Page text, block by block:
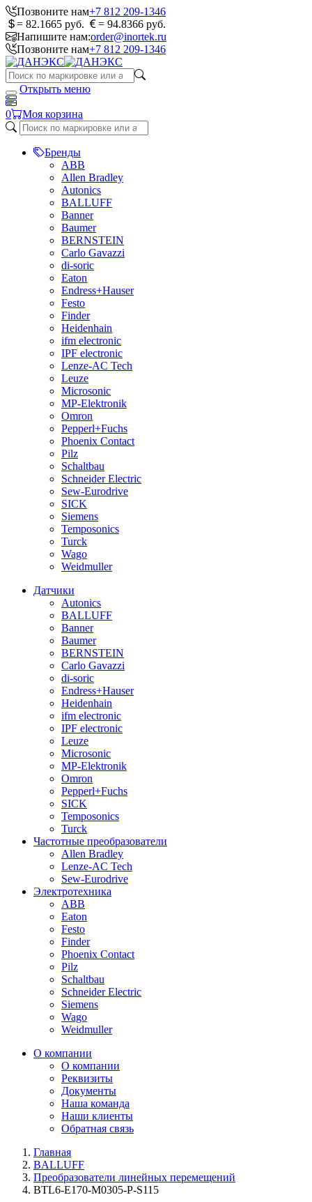
Позвоните нам+7 812 209-1346
= 82.1665 руб.
= 94.8366 руб.
Напишите нам:order@inortek.ru
Позвоните нам+7 812 209-1346
Открыть меню
0 Моя корзина
Бренды
ABB
Allen Bradley
Autonics
BALLUFF
Banner
Baumer
BERNSTEIN
Carlo Gavazzi
di-soric
Eaton
Endress+Hauser
Festo
Finder
Heidenhain
ifm electronic
IPF electronic
Lenze-AC Tech
Leuze
Microsonic
MP-Elektronik
Omron
Pepperl+Fuchs
Phoenix Contact
Pilz
Schaltbau
Schneider Electric
Sew-Eurodrive
SICK
Siemens
Temposonics
Turck
Wago
Weidmuller
Датчики
Autonics
BALLUFF
Banner
Baumer
BERNSTEIN
Carlo Gavazzi
di-soric
Endress+Hauser
Heidenhain
ifm electronic
IPF electronic
Leuze
Microsonic
MP-Elektronik
Omron
Pepperl+Fuchs
SICK
Temposonics
Turck
Частотные преобразователи
Allen Bradley
Lenze-AC Tech
Sew-Eurodrive
Электротехника
ABB
Eaton
Festo
Finder
Phoenix Contact
Pilz
Schaltbau
Schneider Electric
Siemens
Wago
Weidmuller
О компании
О компании
Реквизиты
Документы
Наша команда
Наши клиенты
Обратная связь
Главная
BALLUFF
Преобразователи линейных перемещений
BTL6-E170-M0305-P-S115